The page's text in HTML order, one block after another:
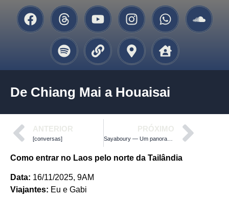
De Chiang Mai a Houaisai
ANTERIOR
[conversas]
PRÓXIMO
Como entrar no Laos pelo norte da Tailândia
Data: 16/11/2025, 9AM
Viajantes: Eu e Gabi